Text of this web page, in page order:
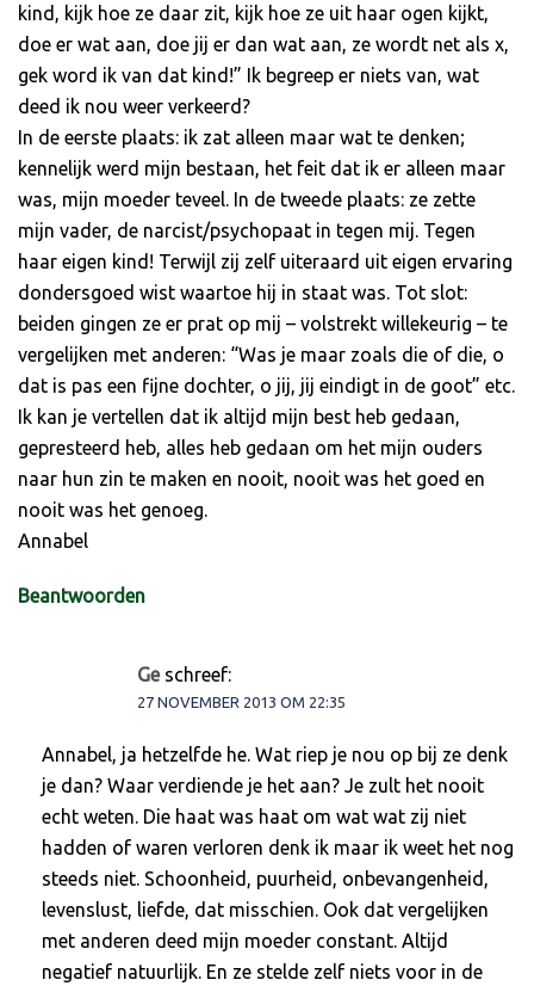
kind, kijk hoe ze daar zit, kijk hoe ze uit haar ogen kijkt,
doe er wat aan, doe jij er dan wat aan, ze wordt net als x,
gek word ik van dat kind!” Ik begreep er niets van, wat
deed ik nou weer verkeerd?
In de eerste plaats: ik zat alleen maar wat te denken;
kennelijk werd mijn bestaan, het feit dat ik er alleen maar
was, mijn moeder teveel. In de tweede plaats: ze zette
mijn vader, de narcist/psychopaat in tegen mij. Tegen
haar eigen kind! Terwijl zij zelf uiteraard uit eigen ervaring
dondersgoed wist waartoe hij in staat was. Tot slot:
beiden gingen ze er prat op mij – volstrekt willekeurig – te
vergelijken met anderen: “Was je maar zoals die of die, o
dat is pas een fijne dochter, o jij, jij eindigt in de goot” etc.
Ik kan je vertellen dat ik altijd mijn best heb gedaan,
gepresteerd heb, alles heb gedaan om het mijn ouders
naar hun zin te maken en nooit, nooit was het goed en
nooit was het genoeg.
Annabel
Beantwoorden
Ge schreef:
27 NOVEMBER 2013 OM 22:35
Annabel, ja hetzelfde he. Wat riep je nou op bij ze denk
je dan? Waar verdiende je het aan? Je zult het nooit
echt weten. Die haat was haat om wat wat zij niet
hadden of waren verloren denk ik maar ik weet het nog
steeds niet. Schoonheid, puurheid, onbevangenheid,
levenslust, liefde, dat misschien. Ook dat vergelijken
met anderen deed mijn moeder constant. Altijd
negatief natuurlijk. En ze stelde zelf niets voor in de